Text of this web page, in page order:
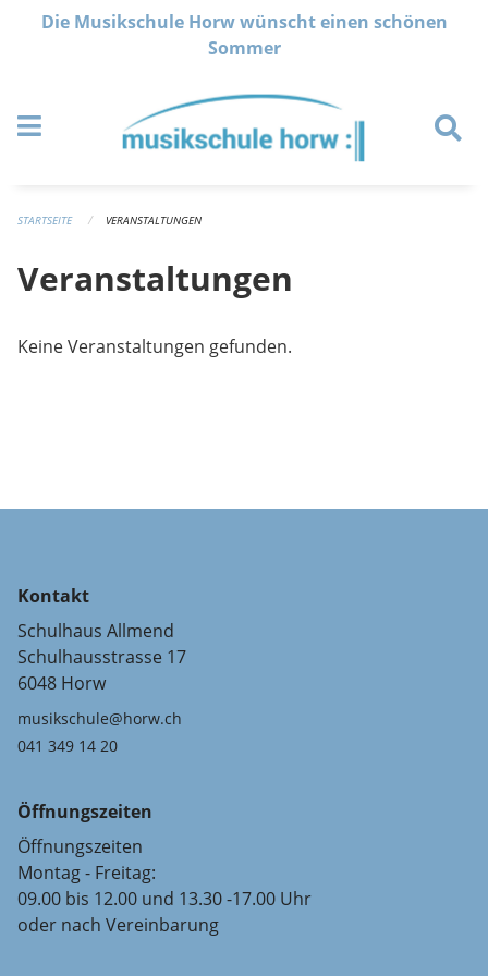
Navigation überspringen
Die Musikschule Horw wünscht einen schönen
Sommer
STARTSEITE VERANSTALTUNGEN
Veranstaltungen
Keine Veranstaltungen gefunden.
Kontakt
Schulhaus Allmend
Schulhausstrasse 17
6048 Horw
musikschule@horw.ch
041 349 14 20
Öffnungszeiten
Öffnungszeiten
Montag - Freitag:
09.00 bis 12.00 und 13.30 -17.00 Uhr
oder nach Vereinbarung